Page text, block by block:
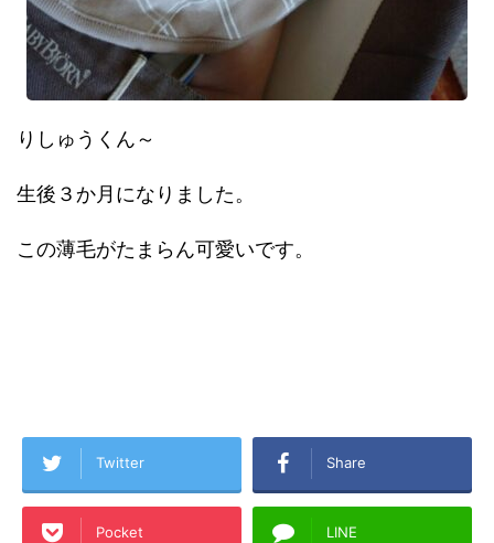
りしゅうくん～
生後３か月になりました。
この薄毛がたまらん可愛いです。
Twitter Share
Pocket LINE